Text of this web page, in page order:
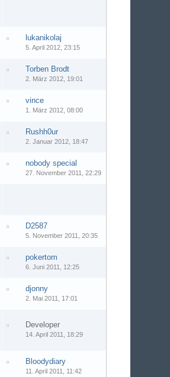
lukanikolaj
5. April 2012, 23:15
Torben Brodt
2. März 2012, 19:01
vince
1. März 2012, 08:00
Rushh0ur
2. Januar 2012, 18:47
nobody special
27. November 2011, 22:29
D2587
5. November 2011, 20:35
pokertom
6. Juni 2011, 12:25
djonny
2. Mai 2011, 17:01
Developer
14. April 2011, 18:29
Bloodydiary
11. April 2011, 11:42